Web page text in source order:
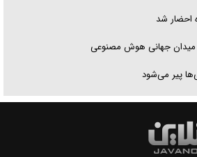
احضار شد
جهانی هوش مصنوعی
پیر می‌شود